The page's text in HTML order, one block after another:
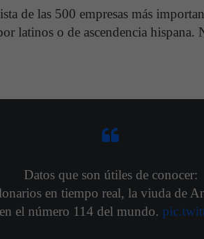
de las 500 empresas más
latinos o de ascendencia hispana.
Datos que son útiles de conocer:
en tiempo real, la viuda de
el número 114 del mundo.